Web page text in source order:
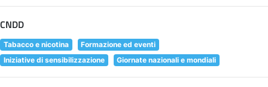
CNDD
Tabacco e nicotina
Formazione ed eventi
Iniziative di sensibilizzazione
Giornate nazionali e mondiali